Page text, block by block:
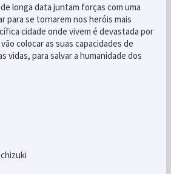
longa data juntam forças com uma
para se tornarem nos heróis mais
cidade onde vivem é devastada por
colocar as suas capacidades de
vidas, para salvar a humanidade dos